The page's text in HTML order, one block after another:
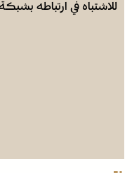
للاشتباه في ارتباطه